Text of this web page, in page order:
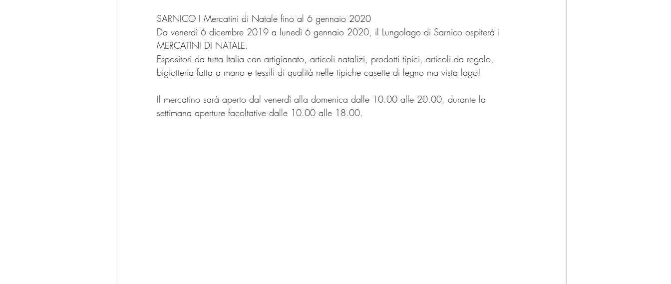
SARNICO I Mercatini di Natale fino al 6 gennaio 2020
Da venerdì 6 dicembre 2019 a lunedì 6 gennaio 2020, il Lungolago di Sarnico ospiterà i
MERCATINI DI NATALE.
Espositori da tutta Italia con artigianato, articoli natalizi, prodotti tipici, articoli da regalo,
bigiotteria fatta a mano e tessili di qualità nelle tipiche casette di legno ma vista lago!
Il mercatino sarà aperto dal venerdì alla domenica dalle 10.00 alle 20.00, durante la
settimana aperture facoltative dalle 10.00 alle 18.00.